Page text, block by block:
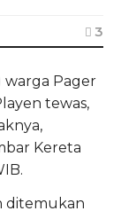
3
warga Pager
tewas,
Kereta
ditemukan